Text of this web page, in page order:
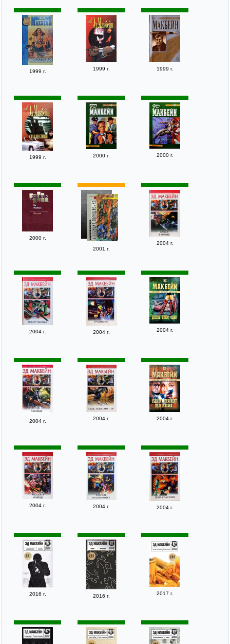
1999 г. 1999 г. 1999 г.
1999 г. 2000 г. 2000 г.
2000 г.
2001 г.
2004 г.
2004 г. 2004 г. 2004 г.
2004 г. 2004 г. 2004 г.
2004 г. 2004 г. 2004 г.
2016 г. 2016 г. 2017 г.